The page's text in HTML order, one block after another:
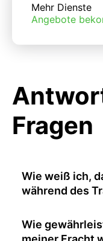
Mehr Dienste
Angebote
Fragen
Wie weiß ich,
während des
Wie